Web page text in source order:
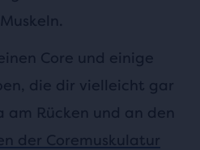
Core und einige
die dir vielleicht gar
Rücken und an den
der Coremuskulatur